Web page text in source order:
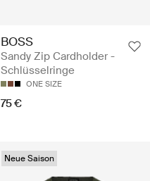
BOSS
Sandy Zip Cardholder -
Schlüsselringe
ONE SIZE
75 €
Neue Saison